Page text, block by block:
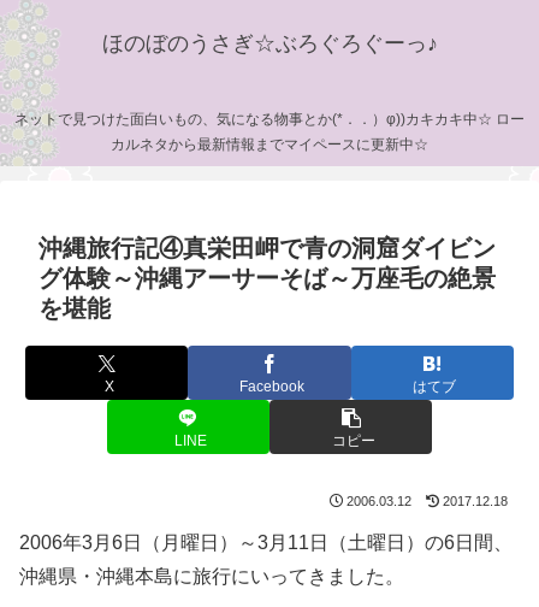
ほのぼのうさぎ☆ぶろぐろぐーっ♪
ネットで見つけた面白いもの、気になる物事とか(*．．）φ))カキカキ中☆ ロー
カルネタから最新情報までマイペースに更新中☆
沖縄旅行記④真栄田岬で青の洞窟ダイビン
グ体験～沖縄アーサーそば～万座毛の絶景
を堪能
X Facebook はてブ
LINE コピー
2006.03.12 2017.12.18
2006年3月6日（月曜日）～3月11日（土曜日）の6日間、
沖縄県・沖縄本島に旅行にいってきました。